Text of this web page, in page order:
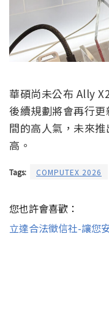
華碩尚未公布 Ally
後續規劃將會再行
間的高人氣，未來
高。
Tags: COMPUTEX 2026
您也許會喜歡：
立達合法徵信社-讓您